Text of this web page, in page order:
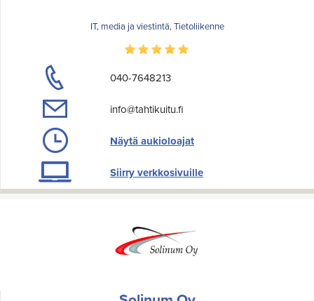
IT, media ja viestintä, Tietoliikenne
040-7648213
info@tahtikuitu.fi
Näytä aukioloajat
Siirry verkkosivuille